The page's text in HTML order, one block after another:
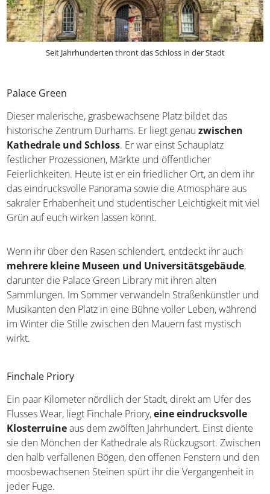
Seit Jahrhunderten thront das Schloss in der Stadt
Palace Green
Dieser malerische, grasbewachsene Platz bildet das
historische Zentrum Durhams. Er liegt genauzwischen
Kathedrale und Schloss. Er war einst Schauplatz
festlicher Prozessionen, Märkte und öffentlicher
Feierlichkeiten. Heute ist er ein friedlicher Ort, an dem ihr
das eindrucksvolle Panorama sowie die Atmosphäre aus
sakraler Erhabenheit und studentischer Leichtigkeit mit viel
Grün auf euch wirken lassen könnt.
Wenn ihr über den Rasen schlendert, entdeckt ihr auch
mehrere kleine Museen und Universitätsgebäude,
darunter die Palace Green Library mit ihren alten
Sammlungen. Im Sommer verwandeln Straßenkünstler und
Musikanten den Platz in eine Bühne voller Leben, während
im Winter die Stille zwischen den Mauern fast mystisch
wirkt.
Finchale Priory
Ein paar Kilometer nördlich der Stadt, direkt am Ufer des
Flusses Wear, liegt Finchale Priory,eine eindrucksvolle
Klosterruineaus dem zwölften Jahrhundert. Einst diente
sie den Mönchen der Kathedrale als Rückzugsort. Zwischen
den halb verfallenen Bögen, den offenen Fenstern und den
moosbewachsenen Steinen spürt ihr die Vergangenheit in
jeder Fuge.